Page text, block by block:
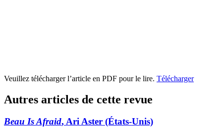
Veuillez télécharger l’article en PDF pour le lire. Télécharger
Autres articles de cette revue
Beau Is Afraid, Ari Aster (États-Unis)